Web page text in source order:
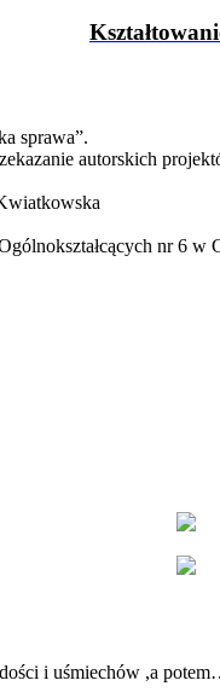
sprawa”.
autorskich
nr 6 w
i uśmiechów ,a